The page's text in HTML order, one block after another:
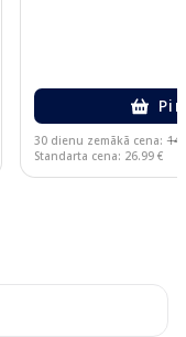
30 dienu zemākā cena:
Standarta cena: 26.99 €